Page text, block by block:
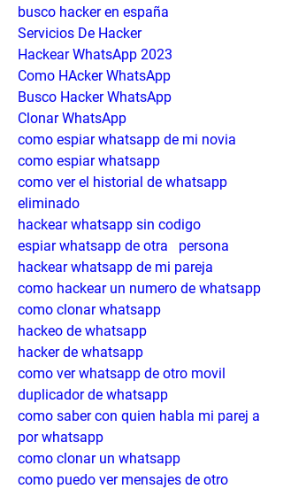
busco hacker en españa
Servicios De Hacker
Hackear WhatsApp 2023
Como HAcker WhatsApp
Busco Hacker WhatsApp
Clonar WhatsApp
como espiar whatsapp de mi novia
como espiar whatsapp
como ver el historial de whatsapp
eliminado
hackear whatsapp sin codigo
espiar whatsapp de otra   persona
hackear whatsapp de mi pareja
como hackear un numero de whatsapp
como clonar whatsapp
hackeo de whatsapp
hacker de whatsapp
como ver whatsapp de otro movil
duplicador de whatsapp
como saber con quien habla mi parej a
por whatsapp
como clonar un whatsapp
como puedo ver mensajes de otro